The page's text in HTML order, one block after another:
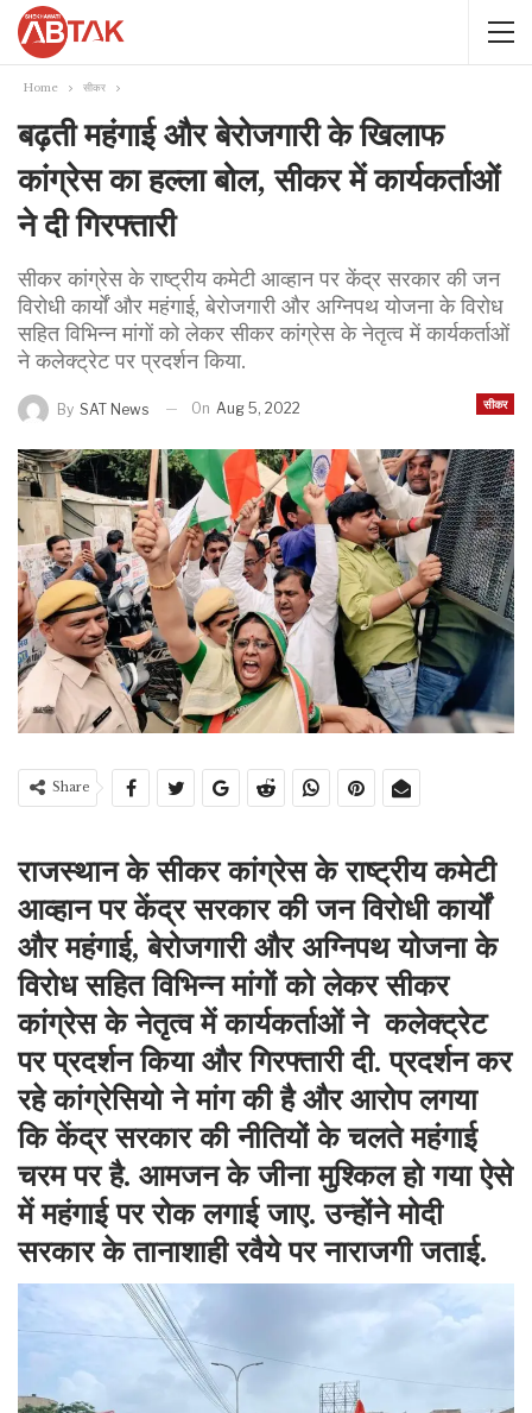
Home सीकर
बढ़ती महंगाई और बेरोजगारी के खिलाफ
कांग्रेस का हल्ला बोल, सीकर में कार्यकर्ताओं
ने दी गिरफ्तारी
सीकर कांग्रेस के राष्ट्रीय कमेटी आव्हान पर केंद्र सरकार की जन
विरोधी कार्यों और महंगाई, बेरोजगारी और अग्निपथ योजना के विरोध
सहित विभिन्न मांगों को लेकर सीकर कांग्रेस के नेतृत्व में कार्यकर्ताओं
ने कलेक्ट्रेट पर प्रदर्शन किया.
सीकर
By SAT News On Aug 5, 2022
Share
राजस्थान के सीकर कांग्रेस के राष्ट्रीय कमेटी
आव्हान पर केंद्र सरकार की जन विरोधी कार्यों
और महंगाई, बेरोजगारी और अग्निपथ योजना के
विरोध सहित विभिन्न मांगों को लेकर सीकर
कांग्रेस के नेतृत्व में कार्यकर्ताओं ने कलेक्ट्रेट
पर प्रदर्शन किया और गिरफ्तारी दी. प्रदर्शन कर
रहे कांग्रेसियो ने मांग की है और आरोप लगया
कि केंद्र सरकार की नीतियों के चलते महंगाई
चरम पर है. आमजन के जीना मुश्किल हो गया ऐसे
में महंगाई पर रोक लगाई जाए. उन्होंने मोदी
सरकार के तानाशाही रवैये पर नाराजगी जताई.